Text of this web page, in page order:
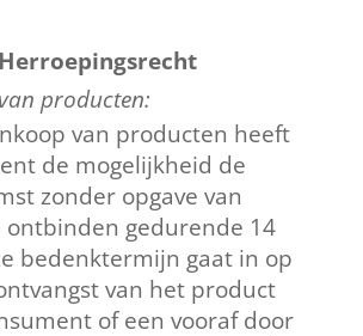
producten:
van producten heeft
de mogelijkheid de
zonder opgave van
gedurende 14
bedenktermijn gaat in op
van het product
of een vooraf door